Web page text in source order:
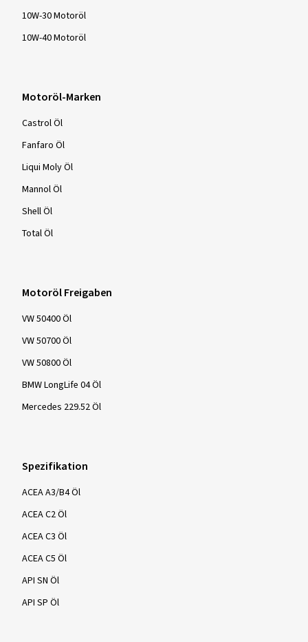
10W-30 Motoröl
10W-40 Motoröl
Motoröl-Marken
Castrol Öl
Fanfaro Öl
Liqui Moly Öl
Mannol Öl
Shell Öl
Total Öl
Motoröl Freigaben
VW 50400 Öl
VW 50700 Öl
VW 50800 Öl
BMW LongLife 04 Öl
Mercedes 229.52 Öl
Spezifikation
ACEA A3/B4 Öl
ACEA C2 Öl
ACEA C3 Öl
ACEA C5 Öl
API SN Öl
API SP Öl